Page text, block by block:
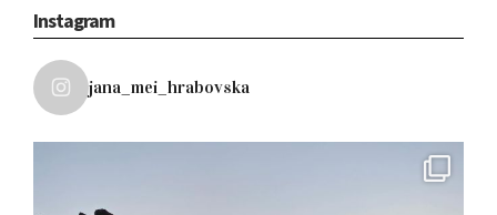
Instagram
jana_mei_hrabovska